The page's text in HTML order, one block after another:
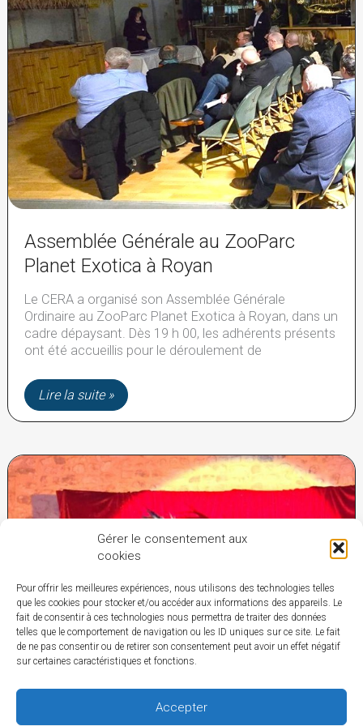
Gérer le consentement aux
cookies
Pour offrir les meilleures expériences, nous utilisons des technologies telles
que les cookies pour stocker et/ou accéder aux informations des appareils. Le
fait de consentir à ces technologies nous permettra de traiter des données
telles que le comportement de navigation ou les ID uniques sur ce site. Le fait
de ne pas consentir ou de retirer son consentement peut avoir un effet négatif
sur certaines caractéristiques et fonctions.
Accepter
Assemblée Générale au ZooParc
Planet Exotica à Royan
Le CERA a organisé son Assemblée Générale
Ordinaire au ZooParc Planet Exotica à Royan, dans un
cadre dépaysant. Dès 19 h 00, les adhérents présents
ont été accueillis pour le déroulement de
Assemblée
Générale au
Exotica à
Royan
Lire la suite »